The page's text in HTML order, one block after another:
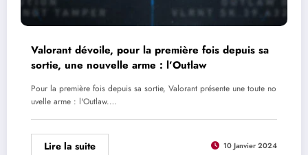
Valorant dévoile, pour la première fois depuis sa
sortie, une nouvelle arme : l’Outlaw
Pour la première fois depuis sa sortie, Valorant présente une toute no
uvelle arme : l'Outlaw.…
Lire la suite 10 Janvier 2024